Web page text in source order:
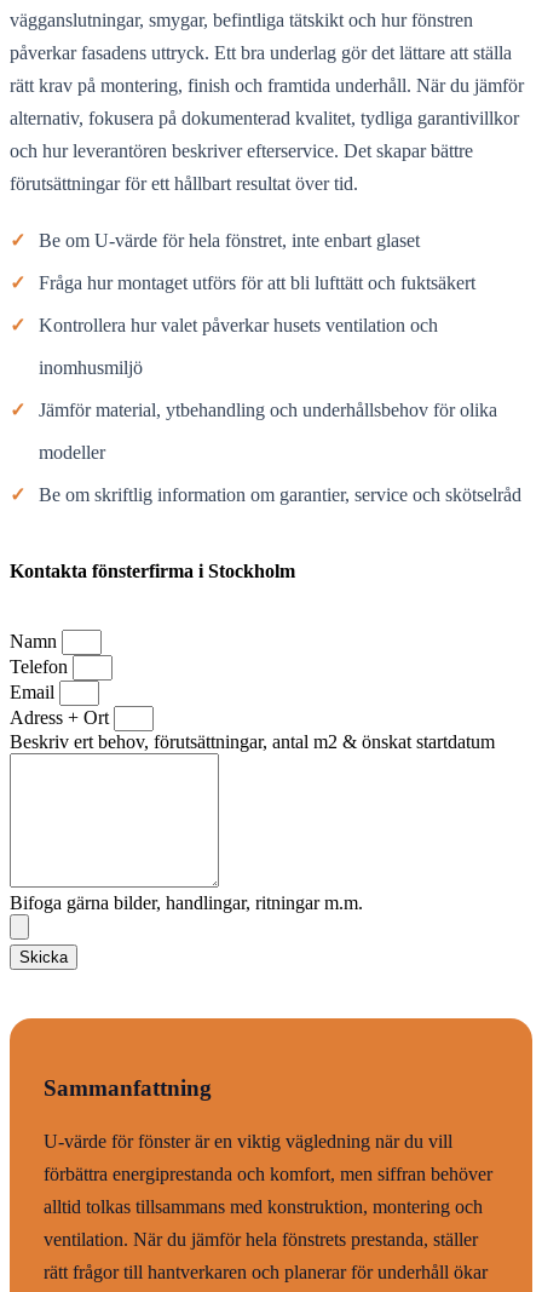
vägganslutningar, smygar, befintliga tätskikt och hur fönstren
påverkar fasadens uttryck. Ett bra underlag gör det lättare att ställa
rätt krav på montering, finish och framtida underhåll. När du jämför
alternativ, fokusera på dokumenterad kvalitet, tydliga garantivillkor
och hur leverantören beskriver efterservice. Det skapar bättre
förutsättningar för ett hållbart resultat över tid.
✓ Be om U-värde för hela fönstret, inte enbart glaset
✓ Fråga hur montaget utförs för att bli lufttätt och fuktsäkert
✓ Kontrollera hur valet påverkar husets ventilation och
inomhusmiljö
✓ Jämför material, ytbehandling och underhållsbehov för olika
modeller
✓ Be om skriftlig information om garantier, service och skötselråd
Kontakta fönsterfirma i Stockholm
Namn
Telefon
Email
Adress + Ort
Beskriv ert behov, förutsättningar, antal m2 & önskat startdatum
Bifoga gärna bilder, handlingar, ritningar m.m.
Skicka
Sammanfattning
U-värde för fönster är en viktig vägledning när du vill
förbättra energiprestanda och komfort, men siffran behöver
alltid tolkas tillsammans med konstruktion, montering och
ventilation. När du jämför hela fönstrets prestanda, ställer
rätt frågor till hantverkaren och planerar för underhåll ökar